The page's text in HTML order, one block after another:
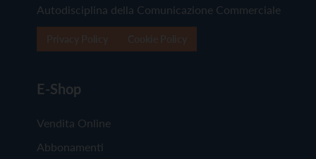
Autodisciplina della Comunicazione Commerciale
E-Shop
Vendita Online
Abbonamenti